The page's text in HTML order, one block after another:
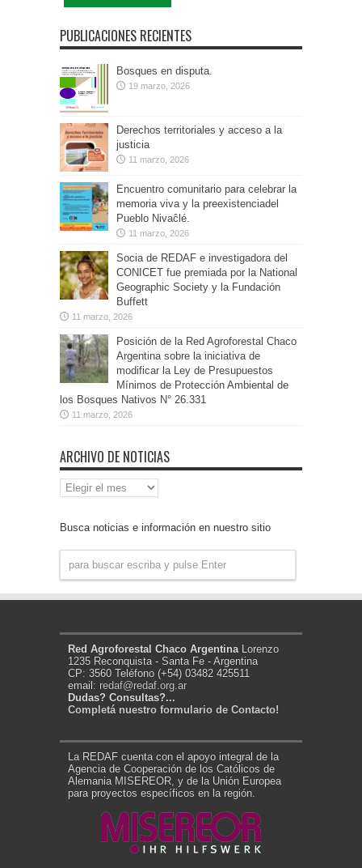
PUBLICACIONES RECIENTES
Bosques en disputa.
19 marzo, 2026
Derechos territoriales y acceso a la
justicia
11 marzo, 2026
Encuentro comunitario para celebrar la
memoria viva y la preexistenciadel
Pueblo Nivaĉlé.
11 marzo, 2026
Socia de REDAF e investigadora del
CONICET fue premiada por la National
Geographic Society y la Fundación
Buffett
11 marzo, 2026
Posición de la Red Agroforestal Chaco
Argentina sobre la iniciativa de
modificar la Ley de Presupuestos
Mínimos de Protección Ambiental de
los Bosques Nativos N° 26.331
11 marzo, 2026
ARCHIVO DE NOTICIAS
Archivo
de
Busca noticias e información en nuestro sitio
Red Agroforestal Chaco Argentina Lorenzo
1235 Reconquista - Santa Fe - Argentina
CP: 3560 Teléfono (+54) 03482 425511
email: redaf@redaf.org.ar
Dudas? Consultas?...
Completá nuestro formulario de Contacto!
La REDAF cuenta con el apoyo integral de la
Agencia de Cooperación de los Católicos de
Alemania MISEREOR, y de la Unión Europea
para proyectos específicos en la región.